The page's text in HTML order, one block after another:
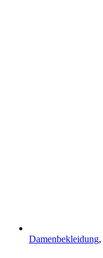
Damenbekleidung,